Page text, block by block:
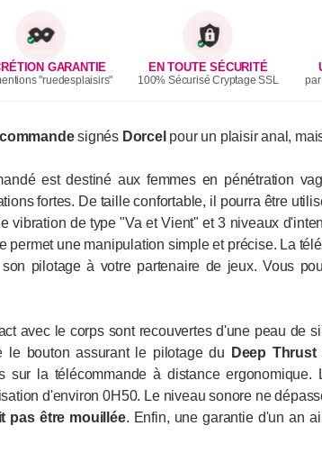
GARANTIE
"ruedesplaisirs"
EN TOUTE SÉCURITÉ
100% Sécurisé Cryptage SSL
signés Dorcel pour un plaisir anal,
est destiné aux femmes en pénétration
fortes. De taille confortable, il pourra être
vibration de type "Va et Vient" et 3 niveaux
une manipulation simple et précise. La
pilotage à votre partenaire de jeux. Vous
avec le corps sont recouvertes d'une peau de
le bouton assurant le pilotage du
Deep Thrust
sur la télécommande à distance
d'environ 0H50. Le niveau sonore ne
pas être mouillée. Enfin, une garantie d'un an